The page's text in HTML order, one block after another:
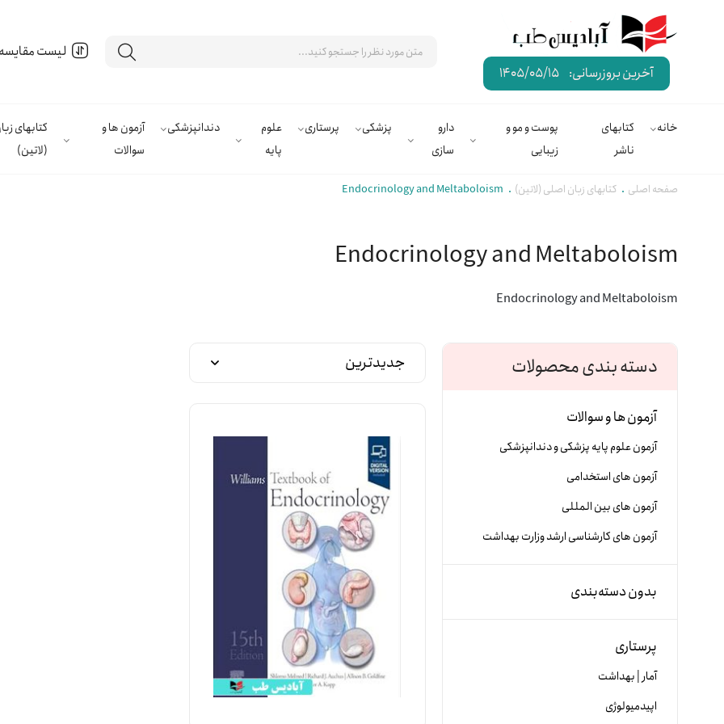
آخرین بروزرسانی: 1405/05/15
لیست مقایسه
خانه
کتابهای
ناشر
پوست و مو و
زیبایی
دارو
سازی
پزشکی پرستاری
علوم
پایه
دندانپزشکی
آزمون ها و
سوالات
کتابهای
(لاتین)
صفحه اصلی کتابهای زبان اصلی (لاتین) Endocrinology and Meltaboloism
Endocrinology and Meltaboloism
Endocrinology and Meltaboloism
دسته بندی محصولات
آزمون ها و سوالات
آزمون علوم پایه پزشکی و دندانپزشکی
آزمون های استخدامی
آزمون های بین المللی
آزمون های کارشناسی ارشد وزارت بهداشت
بدون دسته‌بندی
پرستاری
آمار | بهداشت
اپیدمیولوژی